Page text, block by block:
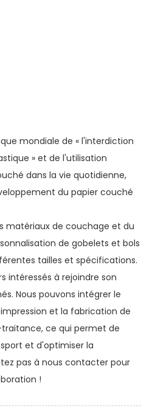
mondiale de « l'interdiction
» et de l'utilisation
dans la vie quotidienne,
du papier couché
matériaux de couchage et du
de gobelets et bols
tailles et spécifications.
intéressés à rejoindre son
Nous pouvons intégrer le
et la fabrication de
ce qui permet de
et d'optimiser la
pas à nous contacter pour
!